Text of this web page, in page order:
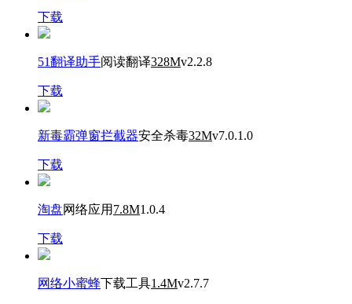
下载
51翻译助手阅读翻译328Mv2.2.8
下载
新毒霸弹窗拦截器安全杀毒32Mv7.0.1.0
下载
淘盘网络应用 7.8M1.0.4
下载
网络小蜜蜂下载工具1.4Mv2.7.7